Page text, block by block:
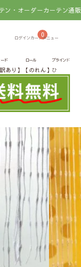
オーダーカーテン通販な
0
ド ロール ブラインド
訳あり】【のれん】ひもの